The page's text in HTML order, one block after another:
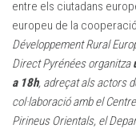
entre els ciutadans
europeu de la cooperació
Développement Rural
Direct Pyrénéesorganitza
a 18h, adreçat als actors
col·laboració amb el
Pirineus Orientals, el